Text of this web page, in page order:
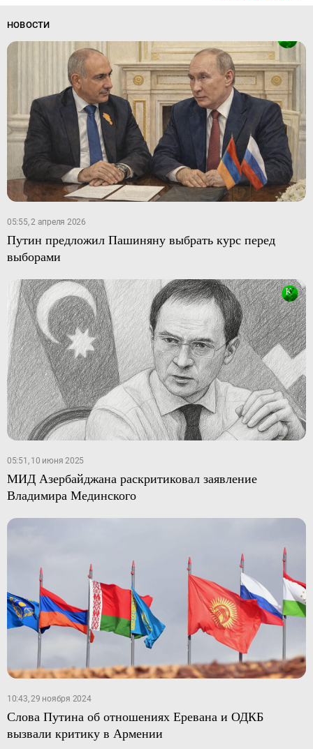
НОВОСТИ
05:55, 2 апреля 2026
Путин предложил Пашиняну выбрать курс перед
выборами
05:51, 10 июня 2025
МИД Азербайджана раскритиковал заявление
Владимира Мединского
10:43, 29 ноября 2024
Слова Путина об отношениях Еревана и ОДКБ
вызвали критику в Армении